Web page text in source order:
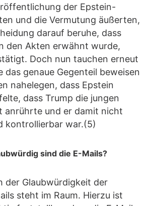
der Epstein-
und die Vermutung äußerten,
darauf beruhe, dass
den Akten erwähnt wurde,
Doch nun tauchen erneut
das genaue Gegenteil beweisen
nahelegen, dass Epstein
dass Trump die jungen
anrührte und er damit nicht
kontrollierbar war.(5)
sind die E-Mails?
der Glaubwürdigkeit der
steht im Raum. Hierzu ist